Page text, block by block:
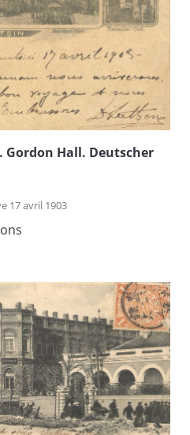
Gordon Hall. Deutscher
17 avril 1903